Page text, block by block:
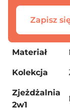
Zapisz
Materiał
Kolekcja
Zjeżdżalnia
2w1